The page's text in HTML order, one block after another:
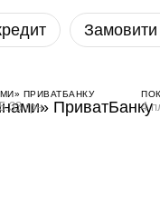
ПРИВАТБАНКУ
грн 4